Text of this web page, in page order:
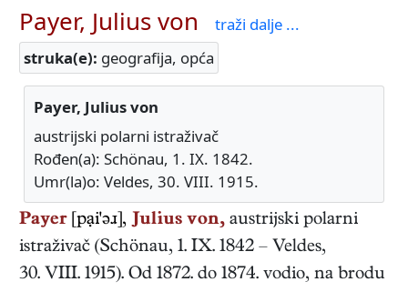
Payer, Julius von
traži dalje ...
struka(e): geografija, opća
Payer, Julius von
austrijski polarni istraživač
Rođen(a): Schönau, 1. IX. 1842.
Umr(la)o: Veldes, 30. VIII. 1915.
Payer [pại'əɹ], Julius von, austrijski polarni
istraživač (Schönau, 1. IX. 1842 – Veldes,
30. VIII. 1915). Od 1872. do 1874. vodio, na brodu